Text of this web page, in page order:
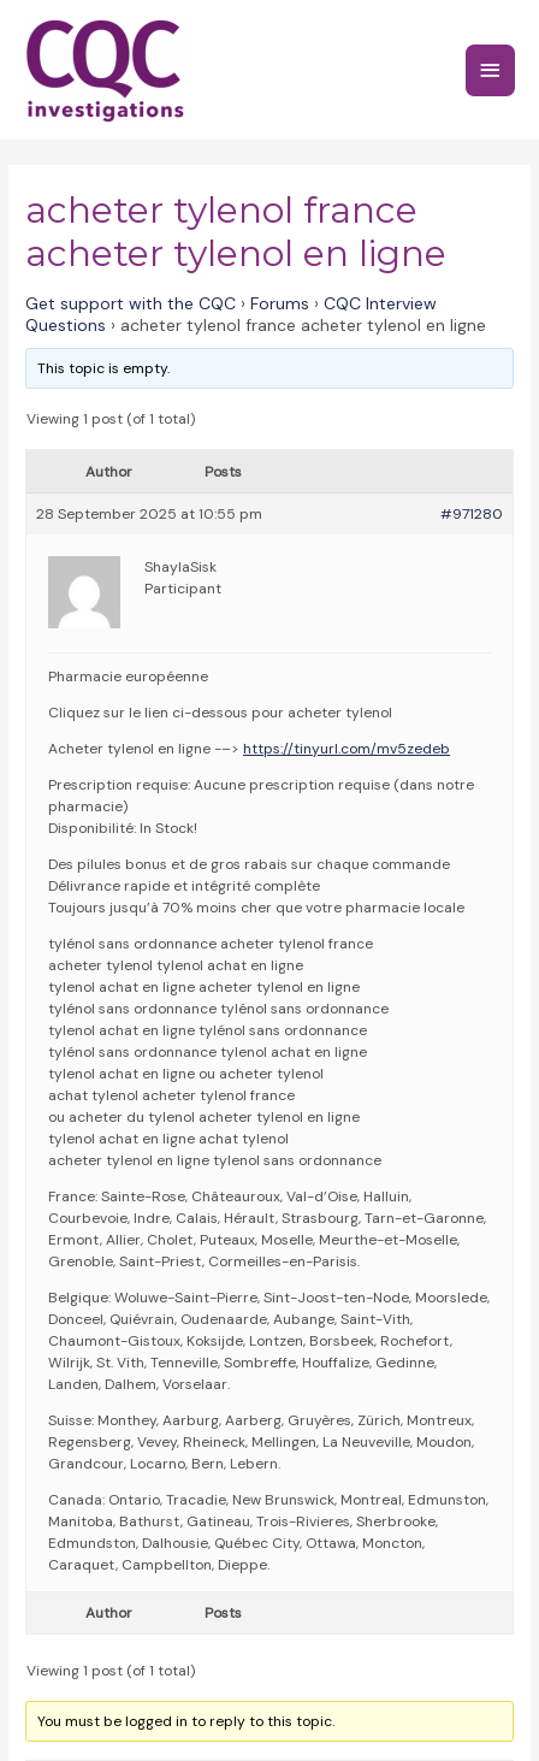
content
Main
acheter tylenol france
acheter tylenol en ligne
Get support with the CQC › Forums › CQC Interview
Questions › acheter tylenol france acheter tylenol en ligne
This topic is empty.
Viewing 1 post (of 1 total)
Author Posts
28 September 2025 at 10:55 pm #971280
ShaylaSisk
Participant
Pharmacie européenne
Cliquez sur le lien ci-dessous pour acheter tylenol
Acheter tylenol en ligne -–>https://tinyurl.com/mv5zedeb
Prescription requise: Aucune prescription requise (dans notre
pharmacie)
Disponibilité: In Stock!
Des pilules bonus et de gros rabais sur chaque commande
Délivrance rapide et intégrité complète
Toujours jusqu’à 70% moins cher que votre pharmacie locale
tylénol sans ordonnance acheter tylenol france
acheter tylenol tylenol achat en ligne
tylenol achat en ligne acheter tylenol en ligne
tylénol sans ordonnance tylénol sans ordonnance
tylenol achat en ligne tylénol sans ordonnance
tylénol sans ordonnance tylenol achat en ligne
tylenol achat en ligne ou acheter tylenol
achat tylenol acheter tylenol france
ou acheter du tylenol acheter tylenol en ligne
tylenol achat en ligne achat tylenol
acheter tylenol en ligne tylenol sans ordonnance
France: Sainte-Rose, Châteauroux, Val-d’Oise, Halluin,
Courbevoie, Indre, Calais, Hérault, Strasbourg, Tarn-et-Garonne,
Ermont, Allier, Cholet, Puteaux, Moselle, Meurthe-et-Moselle,
Grenoble, Saint-Priest, Cormeilles-en-Parisis.
Belgique: Woluwe-Saint-Pierre, Sint-Joost-ten-Node, Moorslede,
Donceel, Quiévrain, Oudenaarde, Aubange, Saint-Vith,
Chaumont-Gistoux, Koksijde, Lontzen, Borsbeek, Rochefort,
Wilrijk, St. Vith, Tenneville, Sombreffe, Houffalize, Gedinne,
Landen, Dalhem, Vorselaar.
Suisse: Monthey, Aarburg, Aarberg, Gruyères, Zürich, Montreux,
Regensberg, Vevey, Rheineck, Mellingen, La Neuveville, Moudon,
Grandcour, Locarno, Bern, Lebern.
Canada: Ontario, Tracadie, New Brunswick, Montreal, Edmunston,
Manitoba, Bathurst, Gatineau, Trois-Rivieres, Sherbrooke,
Edmundston, Dalhousie, Québec City, Ottawa, Moncton,
Caraquet, Campbellton, Dieppe.
Author Posts
Viewing 1 post (of 1 total)
You must be logged in to reply to this topic.